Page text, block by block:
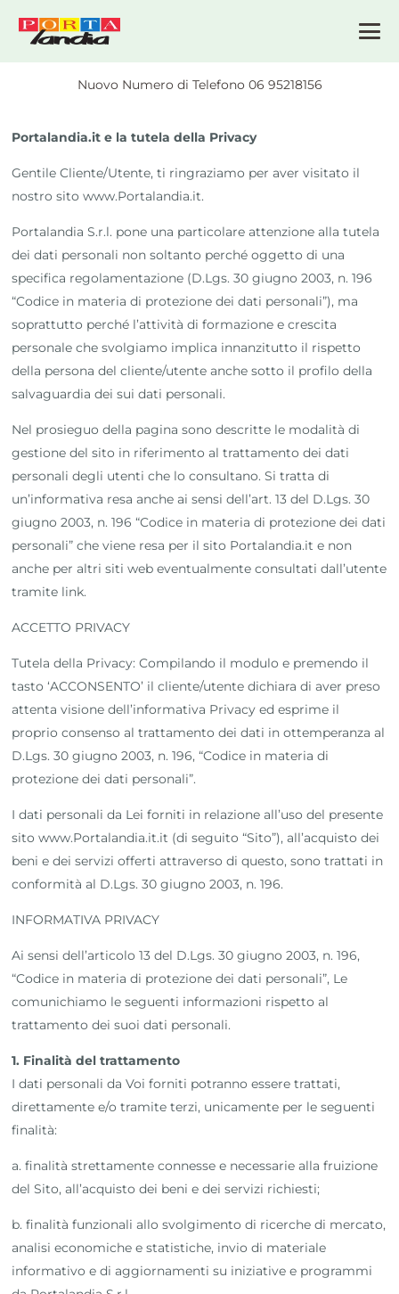
Nuovo Numero di Telefono 06 95218156
Portalandia.it e la tutela della Privacy
Gentile Cliente/Utente, ti ringraziamo per aver visitato il
nostro sito www.Portalandia.it.
Portalandia S.r.l. pone una particolare attenzione alla tutela
dei dati personali non soltanto perché oggetto di una
specifica regolamentazione (D.Lgs. 30 giugno 2003, n. 196
“Codice in materia di protezione dei dati personali”), ma
soprattutto perché l’attività di formazione e crescita
personale che svolgiamo implica innanzitutto il rispetto
della persona del cliente/utente anche sotto il profilo della
salvaguardia dei sui dati personali.
Nel prosieguo della pagina sono descritte le modalità di
gestione del sito in riferimento al trattamento dei dati
personali degli utenti che lo consultano. Si tratta di
un’informativa resa anche ai sensi dell’art. 13 del D.Lgs. 30
giugno 2003, n. 196 “Codice in materia di protezione dei dati
personali” che viene resa per il sito Portalandia.it e non
anche per altri siti web eventualmente consultati dall’utente
tramite link.
ACCETTO PRIVACY
Tutela della Privacy: Compilando il modulo e premendo il
tasto ‘ACCONSENTO’ il cliente/utente dichiara di aver preso
attenta visione dell’informativa Privacy ed esprime il
proprio consenso al trattamento dei dati in ottemperanza al
D.Lgs. 30 giugno 2003, n. 196, “Codice in materia di
protezione dei dati personali”.
I dati personali da Lei forniti in relazione all’uso del presente
sito www.Portalandia.it.it (di seguito “Sito”), all’acquisto dei
beni e dei servizi offerti attraverso di questo, sono trattati in
conformità al D.Lgs. 30 giugno 2003, n. 196.
INFORMATIVA PRIVACY
Ai sensi dell’articolo 13 del D.Lgs. 30 giugno 2003, n. 196,
“Codice in materia di protezione dei dati personali”, Le
comunichiamo le seguenti informazioni rispetto al
trattamento dei suoi dati personali.
1. Finalità del trattamento
I dati personali da Voi forniti potranno essere trattati,
direttamente e/o tramite terzi, unicamente per le seguenti
finalità:
a. finalità strettamente connesse e necessarie alla fruizione
del Sito, all’acquisto dei beni e dei servizi richiesti;
b. finalità funzionali allo svolgimento di ricerche di mercato,
analisi economiche e statistiche, invio di materiale
informativo e di aggiornamenti su iniziative e programmi